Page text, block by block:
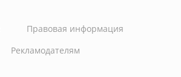
Правовая информация
Рекламодателям